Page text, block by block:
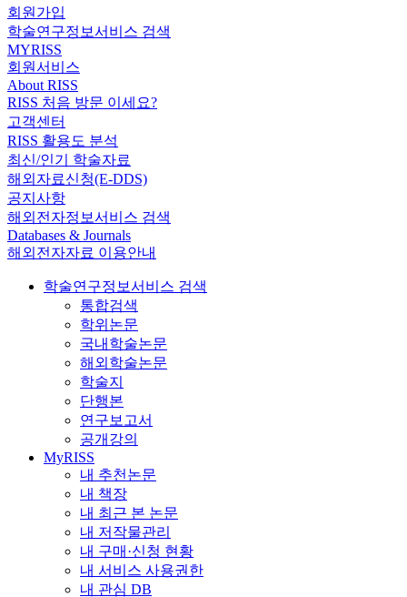
회원가입
학술연구정보서비스 검색
MYRISS
회원서비스
About RISS
RISS 처음 방문 이세요?
고객센터
RISS 활용도 분석
최신/인기 학술자료
해외자료신청(E-DDS)
공지사항
해외전자정보서비스 검색
Databases & Journals
해외전자자료 이용안내
학술연구정보서비스 검색
통합검색
학위논문
국내학술논문
해외학술논문
학술지
단행본
연구보고서
공개강의
MyRISS
내 추천논문
내 책장
내 최근 본 논문
내 저작물관리
내 구매·신청 현황
내 서비스 사용권한
내 관심 DB